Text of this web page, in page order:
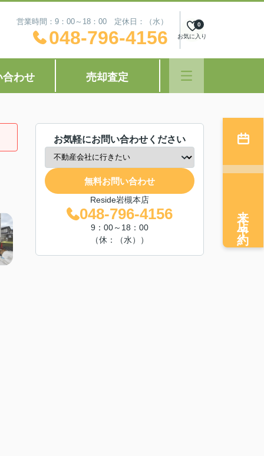
営業時間：9：00～18：00 定休日：（水）
048-796-4156 お気に入り
0
合わせ 売却査定
お気軽にお問い合わせください
無料お問い合わせ
Reside岩槻本店
048-796-4156
9：00～18：00
（休：（水））
来店予約